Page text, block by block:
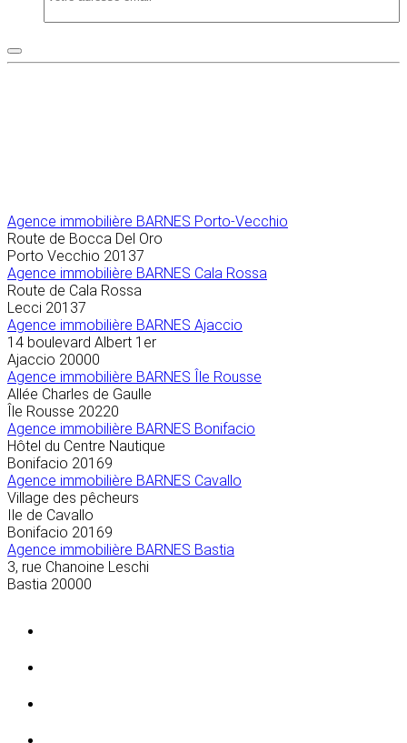
Agence immobilière BARNES Porto-Vecchio
Route de Bocca Del Oro
Porto Vecchio 20137
Agence immobilière BARNES Cala Rossa
Route de Cala Rossa
Lecci 20137
Agence immobilière BARNES Ajaccio
14 boulevard Albert 1er
Ajaccio 20000
Agence immobilière BARNES Île Rousse
Allée Charles de Gaulle
Île Rousse 20220
Agence immobilière BARNES Bonifacio
Hôtel du Centre Nautique
Bonifacio 20169
Agence immobilière BARNES Cavallo
Village des pêcheurs
Ile de Cavallo
Bonifacio 20169
Agence immobilière BARNES Bastia
3, rue Chanoine Leschi
Bastia 20000